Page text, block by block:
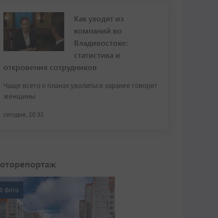
Как уходят из
компаний во
Владивостоке:
статистика и
откровения сотрудников
Чаще всего о планах уволиться заранее говорят
женщины
сегодня, 20:32
фото